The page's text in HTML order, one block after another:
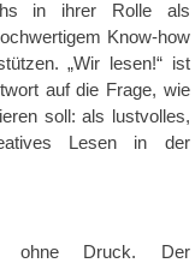
in ihrer Rolle als
Know-how
„Wir lesen!“ ist
auf die Frage, wie
soll: als lustvolles,
Lesen in der
ohne Druck. Der